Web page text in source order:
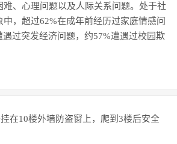
难、心理问题以及人际关系问题。处于社
，超过62%在成年前经历过家庭情感问
过突发经济问题，约57%遭遇过校园欺
在10楼外墙防盗窗上，爬到3楼后安全